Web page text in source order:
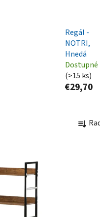
Regál -
NOTRI,
Hnedá
Dostupné
(>15 ks)
€29,70
a